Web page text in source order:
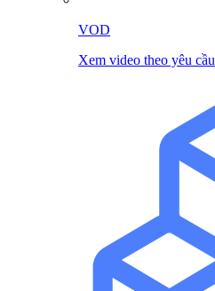
VOD
Xem video theo yêu cầu